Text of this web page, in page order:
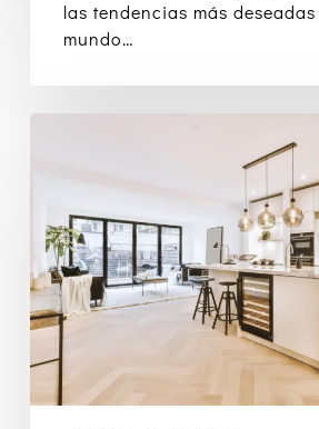
las tendencias más
mundo…
Ideas
cocinas
abiertas